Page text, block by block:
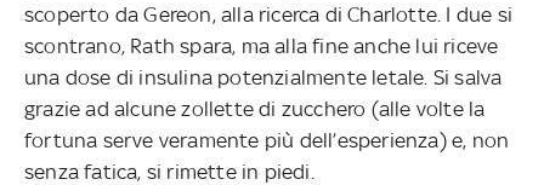
scoperto da Gereon, alla ricerca di Charlotte. I due si
scontrano, Rath spara, ma alla fine anche lui riceve
una dose di insulina potenzialmente letale. Si salva
grazie ad alcune zollette di zucchero (alle volte la
fortuna serve veramente più dell’esperienza) e, non
senza fatica, si rimette in piedi.